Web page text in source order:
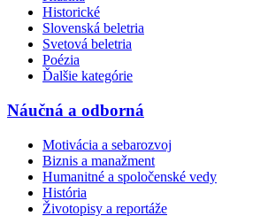
Historické
Slovenská beletria
Svetová beletria
Poézia
Ďalšie kategórie
Náučná a odborná
Motivácia a sebarozvoj
Biznis a manažment
Humanitné a spoločenské vedy
História
Životopisy a reportáže